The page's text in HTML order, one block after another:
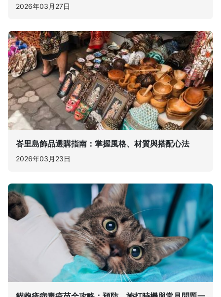
2026年03月27日
峇里島飾品選購指南：掌握風格、材質與搭配心法
2026年03月23日